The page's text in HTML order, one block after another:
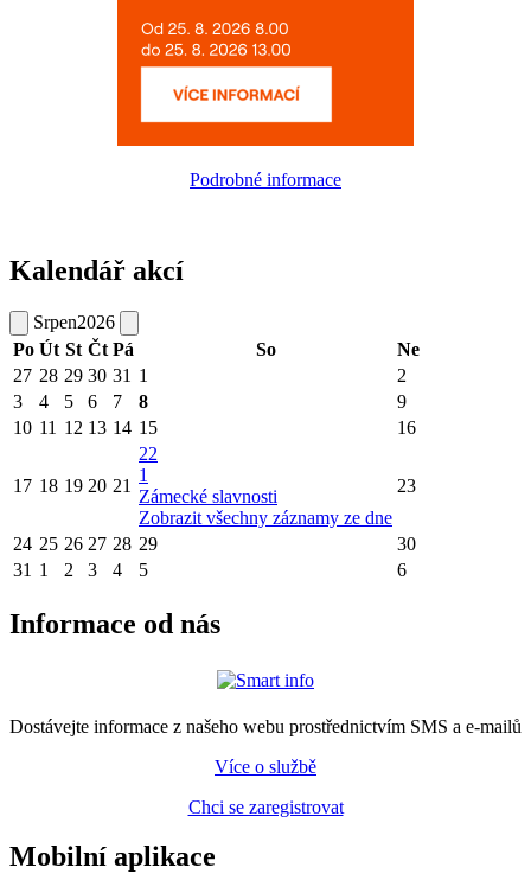
Podrobné informace
Kalendář akcí
Srpen2026
Po Út St Čt Pá So
Ne
27 28 29 30 31 1
2
3
4 5 6 7 8
9
10 11 12 13 14 15 16
17 18 19 20 21
22
1
Zámecké slavnosti
Zobrazit všechny záznamy ze dne
23
24 25 26 27 28 29
30
31 1 2 3 4 5 6
Informace od nás
Dostávejte informace z našeho webu prostřednictvím SMS a e-mailů
Více o službě
Chci se zaregistrovat
Mobilní aplikace